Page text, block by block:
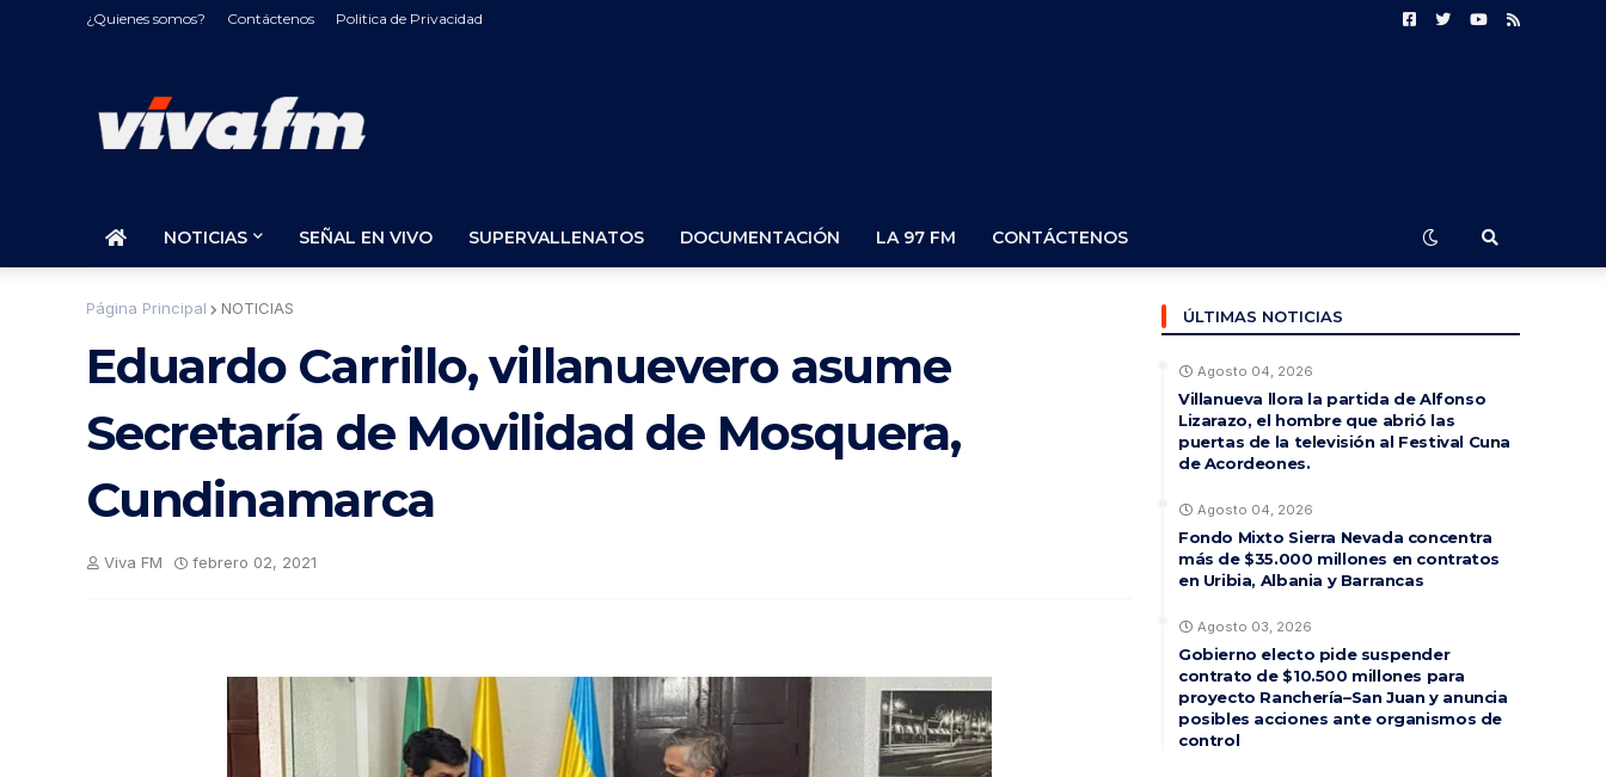
¿Quienes somos? Contáctenos Politica de Privacidad
NOTICIAS SEÑAL EN VIVO SUPERVALLENATOS DOCUMENTACIÓN LA 97 FM CONTÁCTENOS
Página Principal NOTICIAS
Eduardo Carrillo, villanuevero asume
Secretaría de Movilidad de Mosquera,
Cundinamarca
Viva FM febrero 02, 2021
ÚLTIMAS NOTICIAS
Agosto 04, 2026
Villanueva llora la partida de Alfonso
Lizarazo, el hombre que abrió las
puertas de la televisión al Festival Cuna
de Acordeones.
Agosto 04, 2026
Fondo Mixto Sierra Nevada concentra
más de $35.000 millones en contratos
en Uribia, Albania y Barrancas
Agosto 03, 2026
Gobierno electo pide suspender
contrato de $10.500 millones para
proyecto Ranchería–San Juan y anuncia
posibles acciones ante organismos de
control